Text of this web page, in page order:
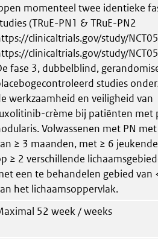
momenteel twee identieke
(TRuE-PN1 & TRuE-PN2
clinicaltrials.gov/study/
clinicaltrials.gov/study/
fase 3, dubbelblind,
studies
werkzaamheid en veiligheid van
crème bij patiënten met
Volwassenen met PN
≥ 3 maanden, met ≥ 6
≥ 2 verschillende
een te behandelen gebied van
het lichaamsoppervlak.
52 week / weeks